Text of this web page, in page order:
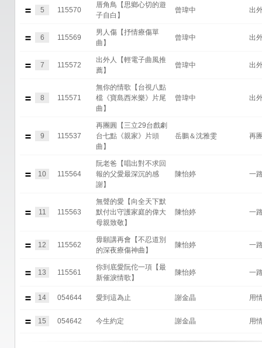
5 115570
厝角鳥【思鄉心切的遊
子自白】
曾瑋中 出
6 115569
男人傷【抒情療傷單
曲】
曾瑋中 出
7 115572
出外人【輕電子曲風推
薦】
曾瑋中 出
8 115571
無你的情歌【台視八點
檔《寶島西米樂》片尾
曲】
曾瑋中 出
9 115537
再團圓【三立29台戲劇
台七點《親家》片頭
曲】
岳鵬＆沈雅雯 再
10 115564
阮老爸【唱出對不求回
報的父愛最深沉的感
謝】
陳怡婷 一
11 115563
無聲的愛【向全天下默
默付出守護家庭的偉大
母親致敬】
陳怡婷 一
12 115562
毋願講再會【不忍道別
的深夜療傷神曲】
陳怡婷 一
13 115561
你到底愛阮佗一項【最
新催淚情歌】
陳怡婷 一
14 054644 愛到這為止 謝金晶 用
15 054642 今生約定 謝金晶 用